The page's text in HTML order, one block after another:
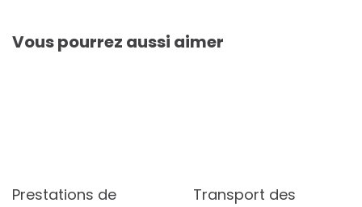
Vous pourrez aussi aimer
Prestations de
Transport des